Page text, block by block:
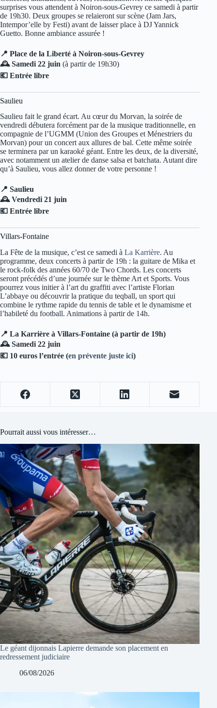
surprises vous attendent à Noiron-sous-Gevrey ce samedi à partir
de 19h30. Deux groupes se relaieront sur scène (Jam Jars,
Intempor’elle by Festi) avant de laisser place à DJ Yannick
Guetto. Bonne ambiance assurée !
📍 Place de la Liberté à Noiron-sous-Gevrey
🕰️ Samedi 22 juin (à partir de 19h30)
💶 Entrée libre
Saulieu
Saulieu fait le grand écart. Au cœur du Morvan, la soirée de
vendredi débutera forcément par de la musique traditionnelle, en
compagnie de l’UGMM (Union des Groupes et Ménestriers du
Morvan) pour un concert aux allures de bal. Cette même soirée
se terminera par un karaoké géant. Entre les deux, de la diversité,
avec notamment un atelier de danse salsa et batchata. Autant dire
qu’à Saulieu, vous allez donner de votre personne !
📍 Saulieu
🕰️ Vendredi 21 juin
💶 Entrée libre
Villars-Fontaine
La Fête de la musique, c’est ce samedi à La Karrière. Au
programme, deux concerts à partir de 19h : la guitare de Mika et
le rock-folk des années 60/70 de Two Chords. Les concerts
seront précédés d’une journée sur le thème Art et Sports. Vous
pourrez vous initier à l’art du graffiti avec l’artiste Florian
L’abbaye ou découvrir la pratique du teqball, un sport qui
combine le rythme rapide du tennis de table et le dynamisme et
l’habileté du football. Animations à partir de 14h.
📍 La Karrière à Villars-Fontaine (à partir de 19h)
🕰️ Samedi 22 juin
💶 10 euros l’entrée (en prévente juste ici)
Pourrait aussi vous intéresser…
Le géant dijonnais Lapierre demande son placement en
redressement judiciaire
06/08/2026